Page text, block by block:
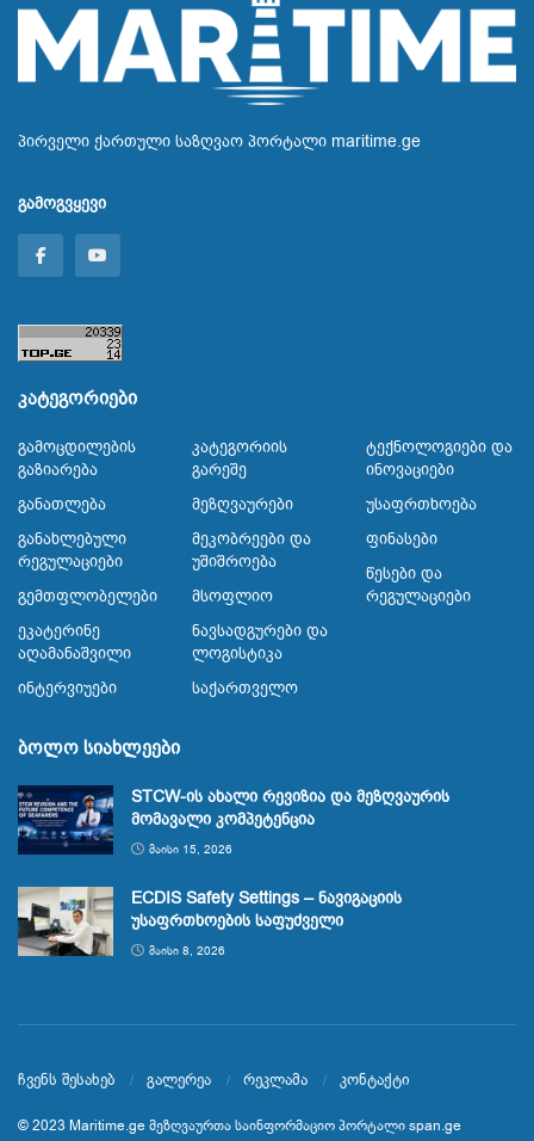
პირველი ქართული საზღვაო პორტალი maritime.ge
გამოგვყევი
კატეგორიები
Გამოცდილების
Გაზიარება
Განათლება
Განახლებული
Რეგულაციები
Გემთფლობელები
Ეკატერინე
Აღამანაშვილი
Ინტერვიუები
Კატეგორიის
Გარეშე
Მეზღვაურები
Მეკობრეები Და
Უშიშროება
Მსოფლიო
Ნავსადგურები Და
Ლოგისტიკა
Საქართველო
Ტექნოლოგიები Და
Ინოვაციები
Უსაფრთხოება
Ფინასები
Წესები Და
Რეგულაციები
ბოლო სიახლეები
STCW-ის ახალი რევიზია და მეზღვაურის
მომავალი კომპეტენცია
ᲛᲐᲘᲡᲘ 15, 2026
ECDIS Safety Settings – ნავიგაციის
უსაფრთხოების საფუძველი
ᲛᲐᲘᲡᲘ 8, 2026
ჩვენს შესახებ გალერეა რეკლამა კონტაქტი
© 2023 Maritime.geმეზღვაურთა საინფორმაციო პორტალიspan.ge